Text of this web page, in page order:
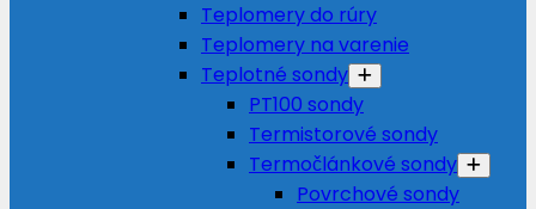
Teplomery do rúry
Teplomery na varenie
Teplotné sondy
PT100 sondy
Termistorové sondy
Termočlánkové sondy
Povrchové sondy